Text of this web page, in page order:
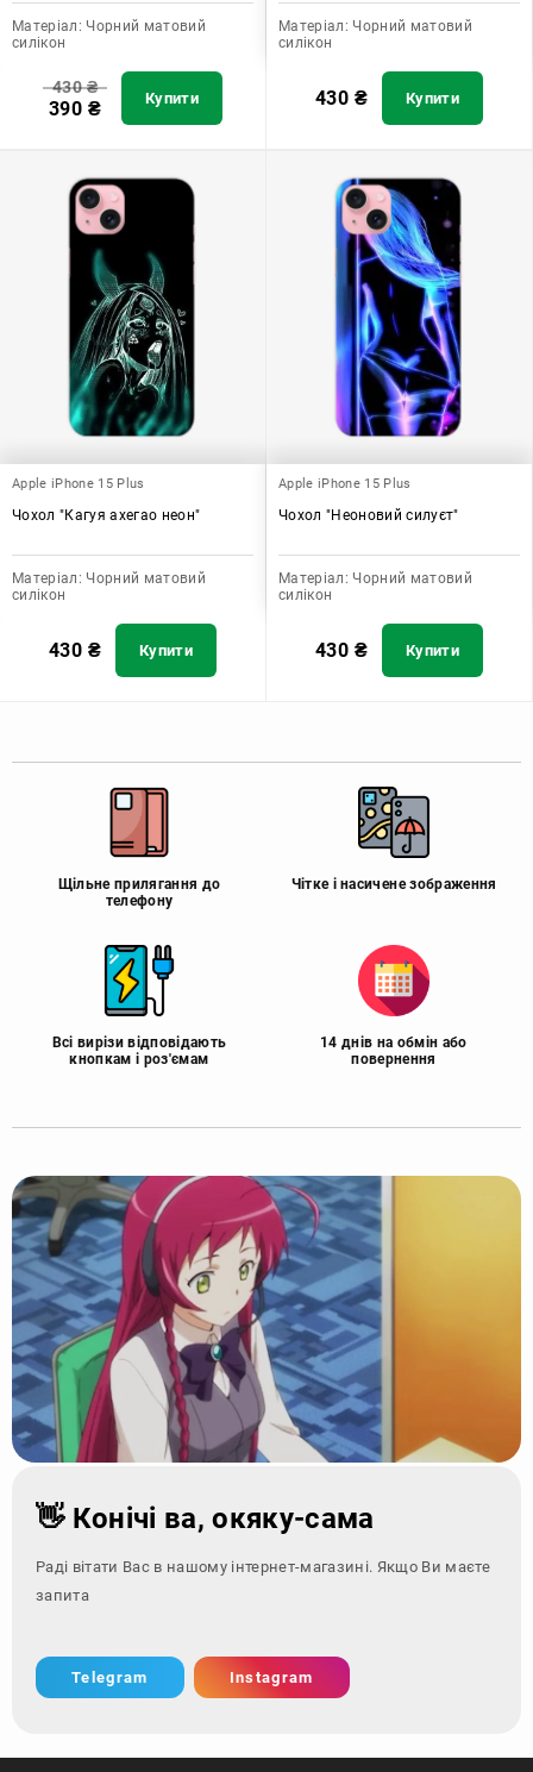
Матеріал: Чорний матовий
силікон
430₴
390 ₴ Купити
Матеріал: Чорний матовий
силікон
430 ₴ Купити
Apple iPhone 15 Plus
Чохол "Кагуя ахегао неон"
Матеріал: Чорний матовий
силікон
430 ₴ Купити
Apple iPhone 15 Plus
Чохол "Неоновий силуєт"
Матеріал: Чорний матовий
силікон
430 ₴ Купити
Щільне прилягання до
телефону
Чітке і насичене зображення
Всі вирізи відповідають
кнопкам і роз'ємам
14 днів на обмін або
повернення
👋 Конічі ва, окяку-сама
Раді вітати Вас в нашому інтернет-магазині. Якщо Ви маєте
запитання - зверні
Telegram Instagram